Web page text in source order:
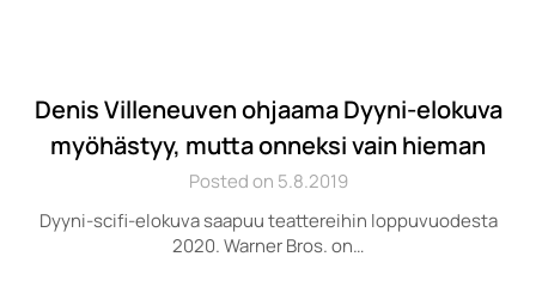
Denis Villeneuven ohjaama Dyyni-elokuva
myöhästyy, mutta onneksi vain hieman
Posted on 5.8.2019
Dyyni-scifi-elokuva saapuu teattereihin loppuvuodesta
2020. Warner Bros. on…